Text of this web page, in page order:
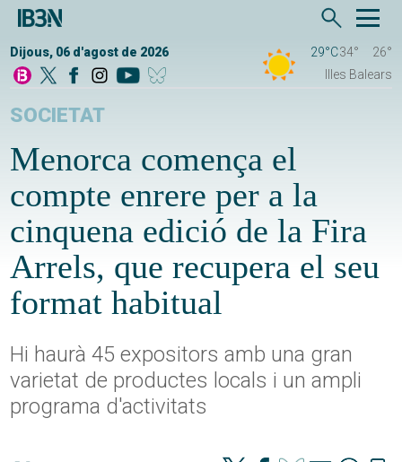
Dijous, 06 d'agost de 2026 29°C34°
26°
Illes Balears
SOCIETAT
Menorca comença el
compte enrere per a la
cinquena edició de la Fira
Arrels, que recupera el seu
format habitual
Hi haurà 45 expositors amb una gran
varietat de productes locals i un ampli
programa d'activitats